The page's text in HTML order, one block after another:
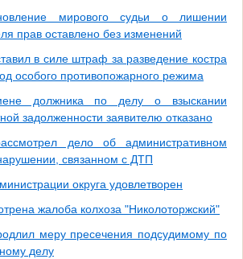
мирового судьи о лишении
прав оставлено без изменений
в силе штраф за разведение костра
особого противопожарного режима
должника по делу о взыскании
задолженности заявителю отказано
дело об административном
связанном с ДТП
округа удовлетворен
жалоба колхоза "Николоторжский"
меру пресечения подсудимому по
делу